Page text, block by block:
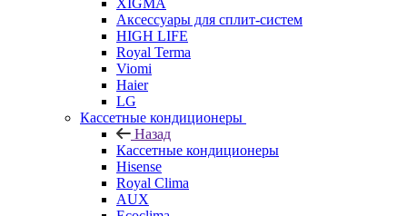
XIGMA
Аксессуары для сплит-систем
HIGH LIFE
Royal Terma
Viomi
Haier
LG
Кассетные кондиционеры
Назад
Кассетные кондиционеры
Hisense
Royal Clima
AUX